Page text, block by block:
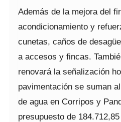
Además de la mejora del
acondicionamiento y
cunetas, caños de
a accesos y fincas.
renovará la señalización
pavimentación se suman
de agua en Corripos y
presupuesto de